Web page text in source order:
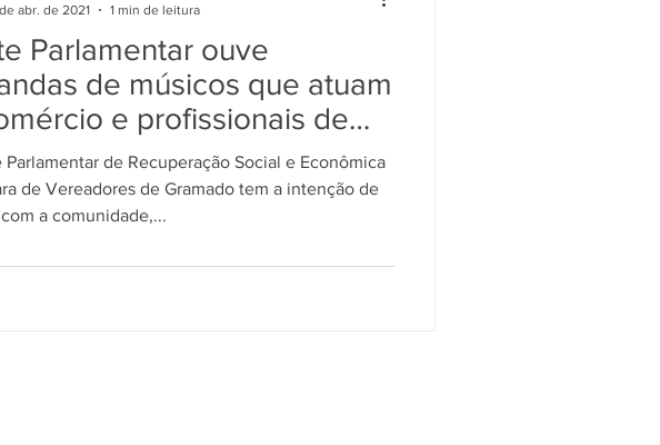
Parlamentar ouve
de músicos que atuam
e profissionais de
Parlamentar de Recuperação Social e Econômica
de Vereadores de Gramado tem a intenção de
a comunidade,...
abr. de 2021
1 min de leitura